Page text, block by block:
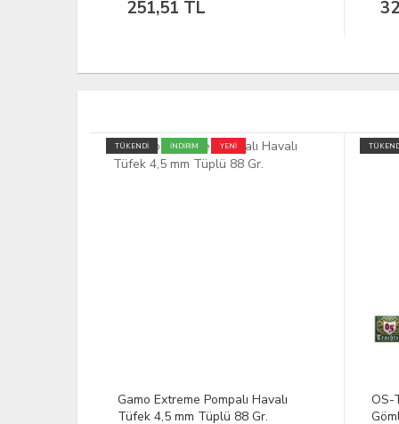
326,97 TL
TÜKENDİ
OS-Trachten Erkek Uzun Kollu
Gömlek 43/44